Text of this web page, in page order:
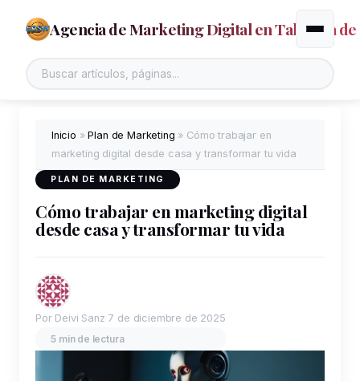
Agencia de Marketing Digital en Talavera de
Buscar en el sitio
Alternar
Inicio »Plan de Marketing » Cómo trabajar en
marketing digital desde casa y transformar tu vida
PLAN DE MARKETING
Cómo trabajar en marketing digital
desde casa y transformar tu vida
Por Deivi Sanz 7 de diciembre de 2025
5 min de lectura